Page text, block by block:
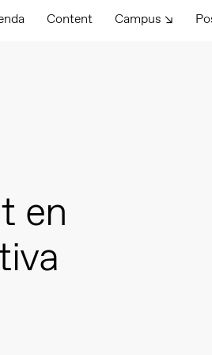
Content Campus ↘
en